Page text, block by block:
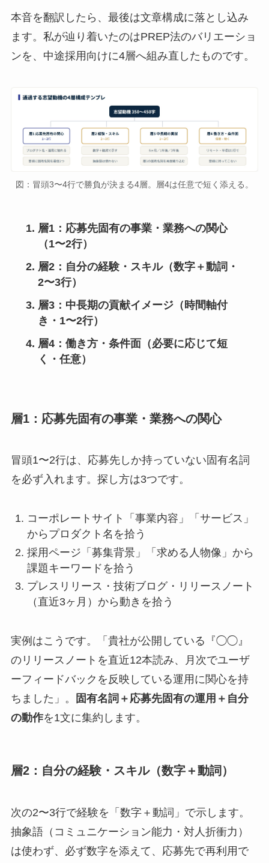
本音を翻訳したら、最後は文章構成に落とし込み
ます。私が辿り着いたのはPREP法のバリエーショ
ンを、中途採用向けに4層へ組み直したものです。
図：冒頭3〜4行で勝負が決まる4層。層4は任意で短く添える。
層1：応募先固有の事業・業務への関心
（1〜2行）
層2：自分の経験・スキル（数字＋動詞・
2〜3行）
層3：中長期の貢献イメージ（時間軸付
き・1〜2行）
層4：働き方・条件面（必要に応じて短
く・任意）
層1：応募先固有の事業・業務への関心
冒頭1〜2行は、応募先しか持っていない固有名詞
を必ず入れます。探し方は3つです。
コーポレートサイト「事業内容」「サービス」
からプロダクト名を拾う
採用ページ「募集背景」「求める人物像」から
課題キーワードを拾う
プレスリリース・技術ブログ・リリースノート
（直近3ヶ月）から動きを拾う
実例はこうです。「貴社が公開している『◯◯』
のリリースノートを直近12本読み、月次でユーザ
ーフィードバックを反映している運用に関心を持
ちました」。
固有名詞＋応募先固有の運用＋自分
の動作を1文に集約します。
層2：自分の経験・スキル（数字＋動詞）
次の2〜3行で経験を「数字＋動詞」で示します。
抽象語（コミュニケーション能力・対人折衝力）
は使わず、必ず数字を添えて、応募先で再利用で